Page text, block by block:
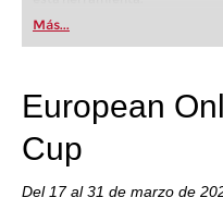
Más...
European
Cup
Del 17 al 31 de marzo de